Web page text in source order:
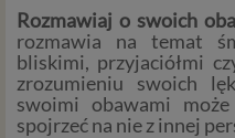
Rozmawiaj o swoich
rozmawia na temat
bliskimi, przyjaciółmi
zrozumieniu swoich
swoimi obawami
spojrzeć na nie z innej